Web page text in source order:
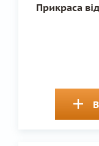
Прикраса